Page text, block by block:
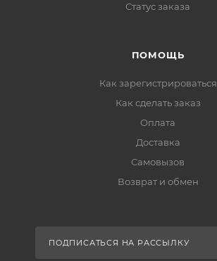
Статус заказа
ПОМОЩЬ
Как зарегистрироваться
Как сделать заказ
Оплата
Доставка
Самовызов
Возврат и обмен
ПОДПИСАТЬСЯ НА РАССЫЛКУ